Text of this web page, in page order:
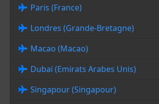
Paris (France)
Londres (Grande-Bretagne)
Macao (Macao)
Dubai (Emirats Arabes Unis)
Singapour (Singapour)